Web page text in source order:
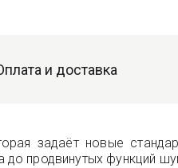
и доставка
задаёт новые
до продвинутых функций